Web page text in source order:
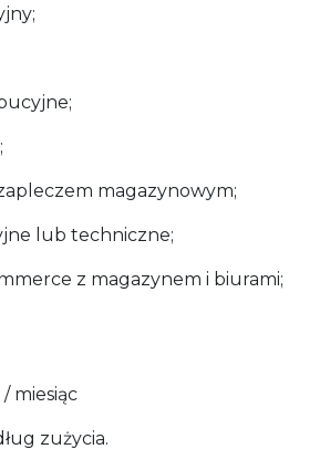
magazynowym;
lub techniczne;
z magazynem i biurami;
/ miesiąc
zużycia.